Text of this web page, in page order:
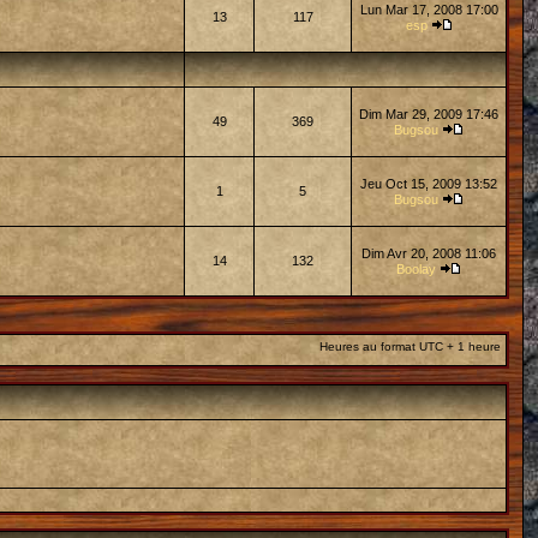
13 117
Lun Mar 17, 2008 17:00
esp
49 369
Dim Mar 29, 2009 17:46
Bugsou
1 5
Jeu Oct 15, 2009 13:52
Bugsou
14 132
Dim Avr 20, 2008 11:06
Boolay
Heures au format UTC + 1 heure